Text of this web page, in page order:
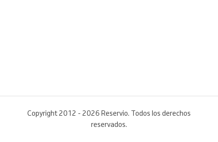
Copyright 2012 - 2026 Reservio. Todos los derechos
reservados.